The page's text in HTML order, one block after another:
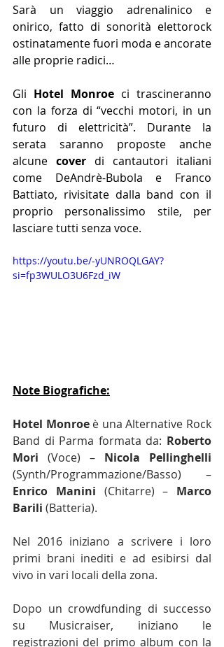
Sarà un viaggio adrenalinico e
onirico, fatto di sonorità elettorock
ostinatamente fuori moda e ancorate
alle proprie radici…
Gli Hotel Monroe ci trascineranno
con la forza di “vecchi motori, in un
futuro di elettricità”. Durante la
serata saranno proposte anche
alcune cover di cantautori italiani
come DeAndrè-Bubola e Franco
Battiato, rivisitate dalla band con il
proprio personalissimo stile, per
lasciare tutti senza voce.
https://youtu.be/-yUNROQLGAY?
si=fp3WULO3U6Fzd_iW
Note Biografiche:
Hotel Monroe è una Alternative Rock
Band di Parma formata da: Roberto
Mori (Voce) – Nicola Pellinghelli
Enrico Manini (Chitarre) – Marco
Barili (Batteria).
Nel 2016 iniziano a scrivere i loro
primi brani inediti e ad esibirsi dal
vivo in vari locali della zona.
Dopo un crowdfunding di successo
su Musicraiser, iniziano le
registrazioni del primo album con la